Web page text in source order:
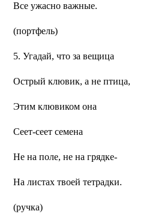
Все ужасно важные.
(портфель)
5. Угадай, что за вещица
Острый клювик, а не птица,
Этим клювиком она
Сеет-сеет семена
Не на поле, не на грядке-
На листах твоей тетрадки.
(ручка)